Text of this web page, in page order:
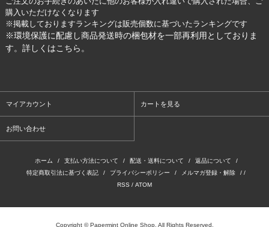
購入いただけなくなります
※掲載しておりますランキングは販売個数に基づいたランキングです
※環境保護に配慮し商品発送時の梱包材を一部再利用としておりま
す。詳しくはこちら 。
マイアカウント カートを見る
お問い合わせ
ホーム / 支払い方法について / 配送・送料について / 返品について
/
特定商取引法に基づく表記
/ プライバシーポリシー / メルマガ登録・解除
/ /
RSS / ATOM
Copyright © Papermint Online Shop. All Rights Reserved.